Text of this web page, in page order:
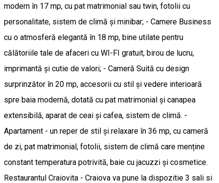
modern în 17 mp, cu pat matrimonial sau twin, fotolii cu
personalitate, sistem de climă și minibar; - Camere Business
cu o atmosferă elegantă în 18 mp, bine utilate pentru
călătoriile tale de afaceri cu WI-FI gratuit, birou de lucru,
imprimantă și cutie de valori; - Cameră Suită cu design
surprinzător în 20 mp, accesorii cu stil și vedere interioară
spre baia modernă, dotată cu pat matrimonial și canapea
extensibilă, aparat de ceai și cafea, sistem de climă. -
Apartament - un reper de stil și relaxare în 36 mp, cu cameră
de zi, pat matrimonial, fotolii, sistem de climă care menține
constant temperatura potrivită, baie cu jacuzzi și cosmetice.
Restaurantul Craiovita - Craiova va pune la dispozitie 3 sali si